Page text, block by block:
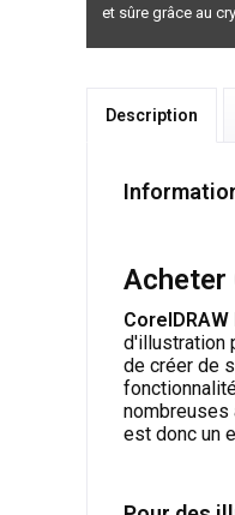
et sûre grâce au
Description
Acheter
d'illustration
de créer de
nombreuses
est donc un